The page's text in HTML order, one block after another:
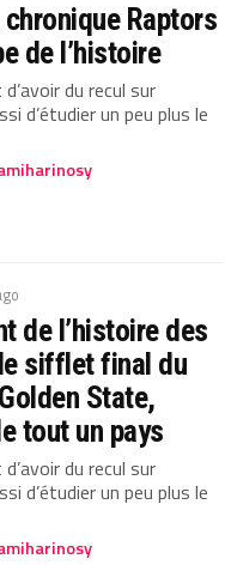
Raptors
de l’histoire
du recul sur
d’étudier un peu plus le
de l’histoire des
sifflet final du
State,
tout un pays
du recul sur
d’étudier un peu plus le